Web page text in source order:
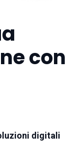
con
digitali